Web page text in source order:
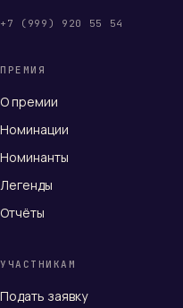
+7 (999) 920 55 54
ПРЕМИЯ
О премии
Номинации
Номинанты
Легенды
Отчёты
УЧАСТНИКАМ
Подать заявку